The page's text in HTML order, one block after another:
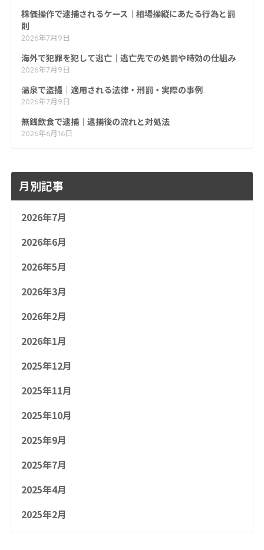
株価操作で逮捕されるケース｜相場操縦にあたる行為と罰
則
2026年7月9日
海外で犯罪を犯して逃亡｜逃亡先での処罰や時効の仕組み
2026年7月9日
温泉で盗撮｜適用される法律・刑罰・実際の事例
2026年7月9日
無銭飲食で逮捕｜逮捕後の流れと対処法
2026年6月16日
月別記事
2026年7月
2026年6月
2026年5月
2026年3月
2026年2月
2026年1月
2025年12月
2025年11月
2025年10月
2025年9月
2025年7月
2025年4月
2025年2月